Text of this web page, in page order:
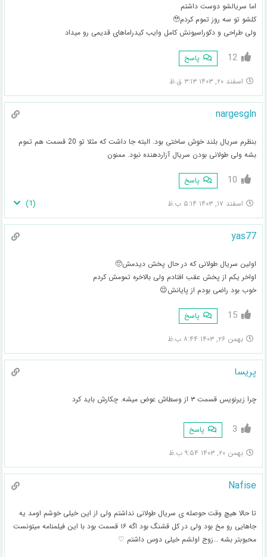
اما سریالشو دوست داشتم
کلشو تو سه روز تموم کردم🥹
ولی طراحی و دکوراسیونش کامل وایب کیدراماهای قدیمی رو میداد
12 پاسخ
اسفند ۲۰, ۱۴۰۳ ۳:۱۳ ق.ظ
nargesgln
بنظرم سریال بلند خوش ساختی بود. البته جا داشت که مثلا تو 20 قسمت هم تموم
بشه ولی طولانی بودن سریال آزاردهنده نبود. ممنون
10 پاسخ
اسفند ۱۷, ۱۴۰۳ ۵:۱۴ ب.ظ (
1
)
yas77
اولین سریال طولانی که در حال پخش دیدمش🥺
اواخر یکم از پخش عقب افتادم ولی بالاخره تمومش کردم
خوب بود راضی بودم از پایانش😌
15 پاسخ
بهمن ۲۶, ۱۴۰۳ ۸:۴۴ ب.ظ
پریسا
چرا زیرنویس قسمت ۳ از وسطاش عوض میشه. چکارش باید کرد
3 پاسخ
بهمن ۲۰, ۱۴۰۳ ۹:۵۴ ب.ظ
Nafise
تا حالا هیچ وقت حوصله ی سریال طولانی نداشتم ولی از این خیلی خوشم اومد یه
جاهایی رو مخ بود ولی در کل قشنگ بود اگه ۱۶ قسمت بود با این فیلمنامه میتونست
محبوبتر بشه …زوج اولشم خیلی دوس داشتم ♡